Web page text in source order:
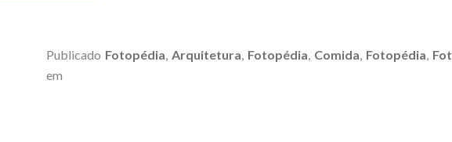
Publicado
em
Fotopédia, Arquitetura, Fotopédia, Comida, Fotopédia,